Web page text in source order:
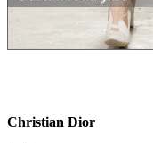
Christian Dior